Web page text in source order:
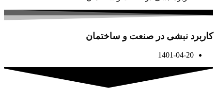
کاربرد نبشی در صنعت و ساختمان
1401-04-20